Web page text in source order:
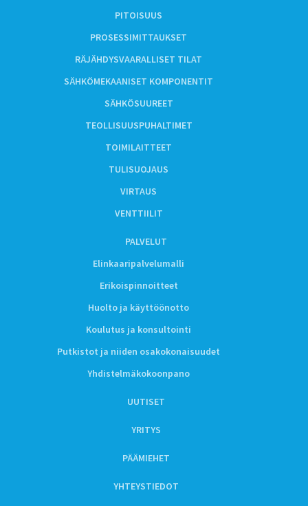
PITOISUUS
PROSESSIMITTAUKSET
RÄJÄHDYSVAARALLISET TILAT
SÄHKÖMEKAANISET KOMPONENTIT
SÄHKÖSUUREET
TEOLLISUUSPUHALTIMET
TOIMILAITTEET
TULISUOJAUS
VIRTAUS
VENTTIILIT
PALVELUT
Elinkaaripalvelumalli
Erikoispinnoitteet
Huolto ja käyttöönotto
Koulutus ja konsultointi
Putkistot ja niiden osakokonaisuudet
Yhdistelmäkokoonpano
UUTISET
YRITYS
PÄÄMIEHET
YHTEYSTIEDOT